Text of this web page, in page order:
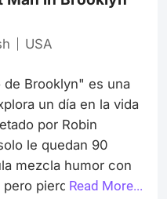
USA
Brooklyn" es una
un día en la vida
por Robin
le quedan 90
mezcla humor con
pierde el Read More...